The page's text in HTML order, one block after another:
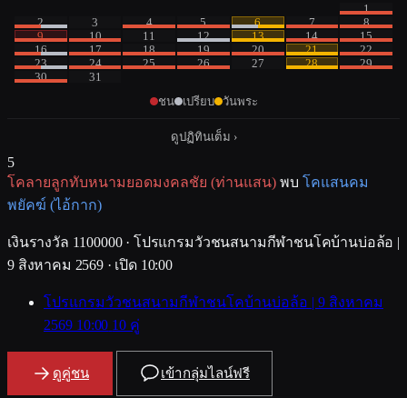
1
2
3 4 5 6 7
8
9
10 11 12 13 14
15
16
17 18 19 20 21
22
23
24 25 26 27 28
29
30
31
ชน เปรียบ วันพระ
ดูปฏิทินเต็ม ›
5
โคลายลูกทับหนามยอดมงคลชัย (ท่านแสน) พบ โคแสนคม
พยัคฆ์ (ไอ้กาก)
เงินรางวัล 1100000· โปรแกรมวัวชนสนามกีฬาชนโคบ้านบ่อล้อ |
9 สิงหาคม 2569 · เปิด 10:00
โปรแกรมวัวชนสนามกีฬาชนโคบ้านบ่อล้อ | 9 สิงหาคม
2569 10:00 10 คู่
ดูคู่ชน เข้ากลุ่มไลน์ฟรี